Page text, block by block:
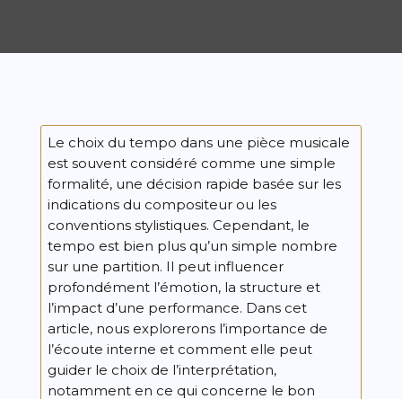
Le choix du tempo dans une pièce musicale
est souvent considéré comme une simple
formalité, une décision rapide basée sur les
indications du compositeur ou les
conventions stylistiques. Cependant, le
tempo est bien plus qu’un simple nombre
sur une partition. Il peut influencer
profondément l’émotion, la structure et
l’impact d’une performance. Dans cet
article, nous explorerons l’importance de
l’écoute interne et comment elle peut
guider le choix de l’interprétation,
notamment en ce qui concerne le bon